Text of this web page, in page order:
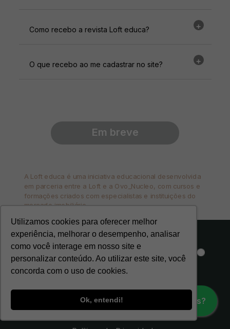
Utilizamos cookies para oferecer melhor
experiência, melhorar o desempenho, analisar
como você interage em nosso site e
personalizar conteúdo. Ao utilizar este site, você
concorda com o uso de cookies.
Ok, entendi!
Em breve
Como recebo a revista Loft educa?
O que recebo ao me cadastrar no site?
A Loft educa é uma iniciativa educacional desenvolvida
em parceria entre a Loft e a Ovo_Nucleo, com cursos e
formações criados com especialistas e instituições do
mercado imobiliário.
Dúvidas?